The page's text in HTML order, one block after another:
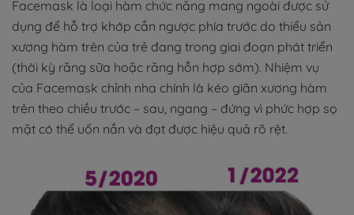
Facemask là loại hàm chức năng mang ngoài được sử
dụng để hỗ trợ khớp cắn ngược phía trước do thiểu sản
xương hàm trên của trẻ đang trong giai đoạn phát triển
(thời kỳ răng sữa hoặc răng hỗn hợp sớm). Nhiệm vụ
của Facemask chỉnh nha chính là kéo giãn xương hàm
trên theo chiều trước – sau, ngang – đứng vì phức hợp sọ
mặt có thể uốn nắn và đạt được hiệu quả rõ rệt.